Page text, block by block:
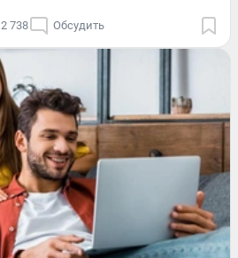
2 738 Обсудить